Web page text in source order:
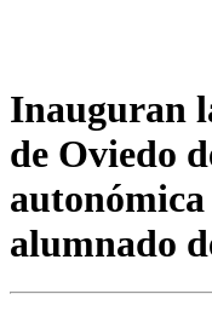
Inauguran
de Oviedo
alumnado